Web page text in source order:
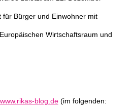
für Bürger und Einwohner mit
Wirtschaftsraum und
blog.de(im folgenden: